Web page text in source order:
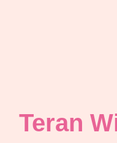
Teran